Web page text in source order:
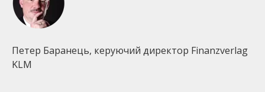
Петер Баранець, керуючий директор Finanzverlag
KLM